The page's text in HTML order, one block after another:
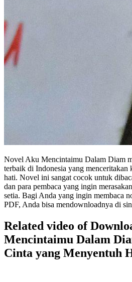
Novel Aku Mencintaimu Dalam Diam
terbaik di Indonesia yang menceritakan
hati. Novel ini sangat cocok untuk
dan para pembaca yang ingin
setia. Bagi Anda yang ingin membaca
PDF, Anda bisa mendownloadnya di
Related video of
Mencintaimu Dalam
Cinta yang Menyentuh